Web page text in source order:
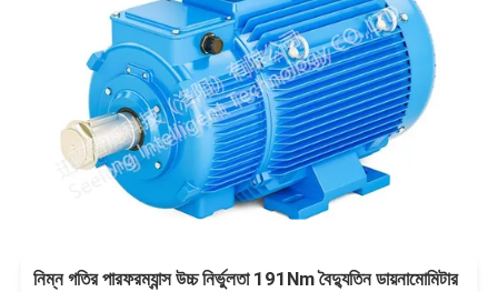
নিম্ন গতির পারফরম্যান্স উচ্চ নির্ভুলতা 191Nm বৈদ্যুতিন ডায়নামোমিটার